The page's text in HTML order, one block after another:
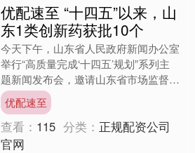
优配速至 “十四五”以来，山
东1类创新药获批10个
今天下午，山东省人民政府新闻办公室
举行“高质量完成‘十四五’规划”系列主
题新闻发布会，邀请山东省市场监督管
理局主要负责同志等介绍“十四五”时期
山东扎实推进市场监....
优配速至
查看： 115 分类： 正规配资公司
官网